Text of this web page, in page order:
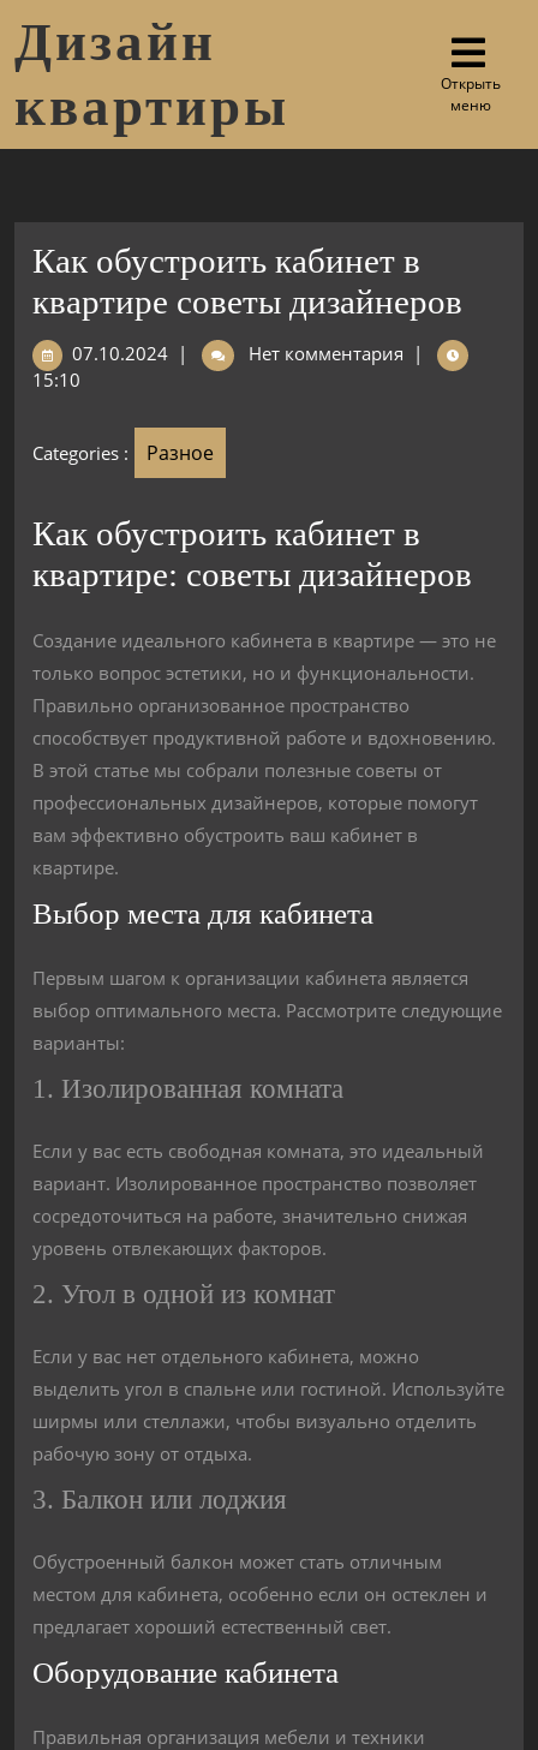
Дизайн
квартиры
Открыть
меню
Как обустроить кабинет в
квартире советы дизайнеров
07.10.2024 | Нет комментария |
15:10
Categories : Разное
Как обустроить кабинет в
квартире: советы дизайнеров
Создание идеального кабинета в квартире — это не
только вопрос эстетики, но и функциональности.
Правильно организованное пространство
способствует продуктивной работе и вдохновению.
В этой статье мы собрали полезные советы от
профессиональных дизайнеров, которые помогут
вам эффективно обустроить ваш кабинет в
квартире.
Выбор места для кабинета
Первым шагом к организации кабинета является
выбор оптимального места. Рассмотрите следующие
варианты:
1. Изолированная комната
Если у вас есть свободная комната, это идеальный
вариант. Изолированное пространство позволяет
сосредоточиться на работе, значительно снижая
уровень отвлекающих факторов.
2. Угол в одной из комнат
Если у вас нет отдельного кабинета, можно
выделить угол в спальне или гостиной. Используйте
ширмы или стеллажи, чтобы визуально отделить
рабочую зону от отдыха.
3. Балкон или лоджия
Обустроенный балкон может стать отличным
местом для кабинета, особенно если он остеклен и
предлагает хороший естественный свет.
Оборудование кабинета
Правильная организация мебели и техники